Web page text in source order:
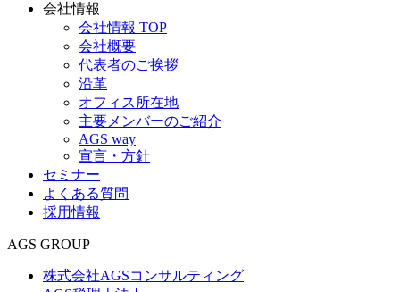
会社情報
会社情報 TOP
会社概要
代表者のご挨拶
沿革
オフィス所在地
主要メンバーのご紹介
AGS way
宣言・方針
セミナー
よくある質問
採用情報
AGS GROUP
株式会社AGSコンサルティング